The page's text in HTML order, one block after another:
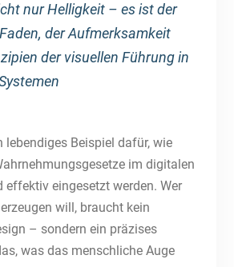
nur Helligkeit – es ist der
der Aufmerksamkeit
der visuellen Führung in
lebendiges Beispiel dafür, wie
im digitalen
effektiv eingesetzt werden. Wer
will, braucht kein
– sondern ein präzises
was das menschliche Auge